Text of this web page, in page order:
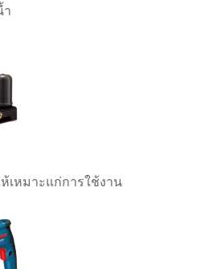
ำ
เหมาะแก่การใช้งาน